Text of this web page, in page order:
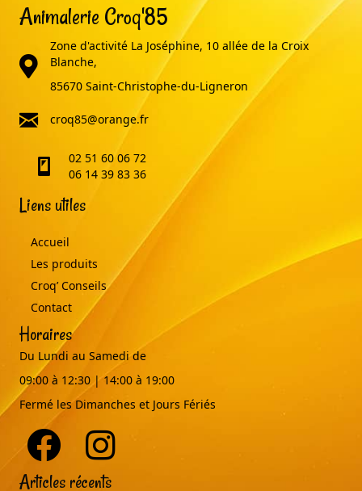
Animalerie Croq'85
adresse
Zone d'activité La Joséphine, 10 allée de la Croix
Blanche,
85670 Saint-Christophe-du-Ligneron
email
croq85@orange.fr
telephone02 51 60 06 72
06 14 39 83 36
Liens utiles
Accueil
Les produits
Croq’ Conseils
Contact
Horaires
Du Lundi au Samedi de
09:00 à 12:30 | 14:00 à 19:00
Fermé les Dimanches et Jours Fériés
Articles récents